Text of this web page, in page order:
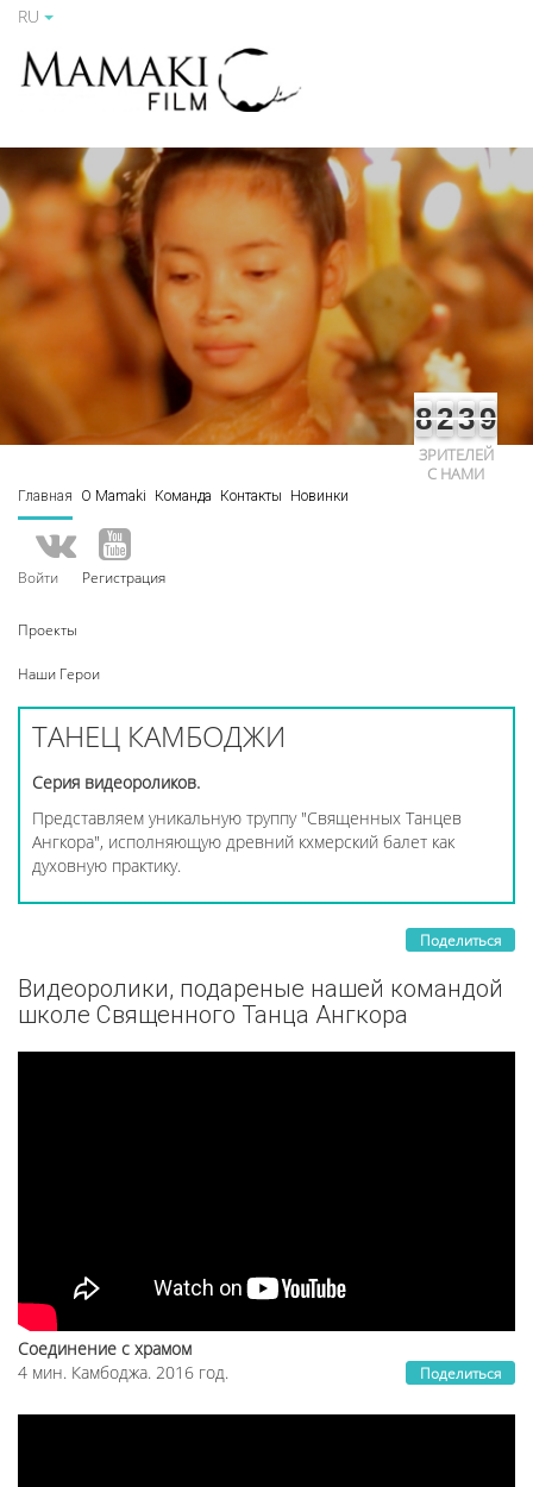
RU
8239
ЗРИТЕЛЕЙ
С НАМИ
Главная О Mamaki Команда Контакты Новинки
Войти Регистрация
Проекты
Наши Герои
ТАНЕЦ КАМБОДЖИ
Серия видеороликов.
Представляем уникальную труппу "Священных Танцев
Ангкора", исполняющую древний кхмерский балет как
духовную практику.
Поделиться
Видеоролики, подареные нашей командой
школе Священного Танца Ангкора
Поделиться
Соединение с храмом
4 мин. Камбоджа. 2016 год.